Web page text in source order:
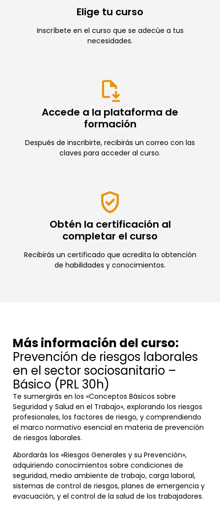
Elige tu curso
Inscríbete en el curso que se adecúe a tus
necesidades.
Accede a la plataforma de
formación
Después de inscribirte, recibirás un correo con las
claves para acceder al curso.
Obtén la certificación al
completar el curso
Recibirás un certificado que acredita la obtención
de habilidades y conocimientos.
Más información del curso:
Prevención de riesgos laborales
en el sector sociosanitario –
Básico (PRL 30h)
Te sumergirás en los «Conceptos Básicos sobre
Seguridad y Salud en el Trabajo», explorando los riesgos
profesionales, los factores de riesgo, y comprendiendo
el marco normativo esencial en materia de prevención
de riesgos laborales.
Abordarás los «Riesgos Generales y su Prevención»,
adquiriendo conocimientos sobre condiciones de
seguridad, medio ambiente de trabajo, carga laboral,
sistemas de control de riesgos, planes de emergencia y
evacuación, y el control de la salud de los trabajadores.